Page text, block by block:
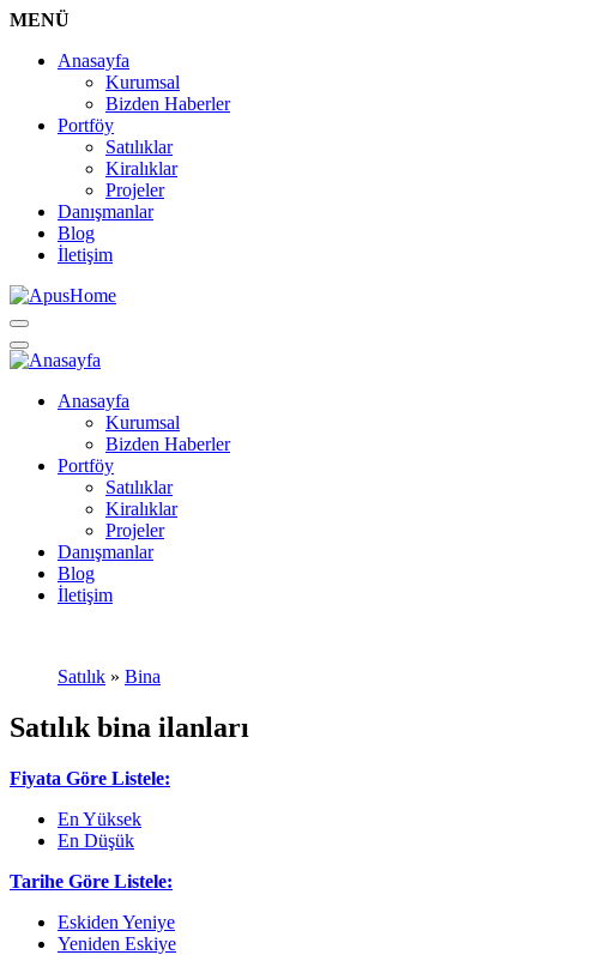
MENÜ
Anasayfa
Kurumsal
Bizden Haberler
Portföy
Satılıklar
Kiralıklar
Projeler
Danışmanlar
Blog
İletişim
Anasayfa
Kurumsal
Bizden Haberler
Portföy
Satılıklar
Kiralıklar
Projeler
Danışmanlar
Blog
İletişim
Satılık » Bina
Satılık bina ilanları
Fiyata Göre Listele:
En Yüksek
En Düşük
Tarihe Göre Listele:
Eskiden Yeniye
Yeniden Eskiye